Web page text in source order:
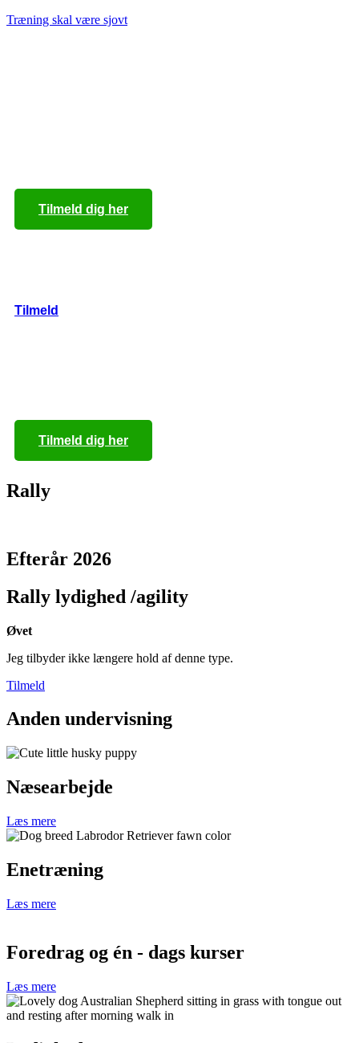
Træning skal være sjovt
Tilmeld dig her
Tilmeld
Tilmeld dig her
Rally
Efterår 2026
Rally lydighed /agility
Øvet
Jeg tilbyder ikke længere hold af denne type.
Tilmeld
Anden undervisning
Næsearbejde
Læs mere
Enetræning
Læs mere
Foredrag og én - dags kurser
Læs mere